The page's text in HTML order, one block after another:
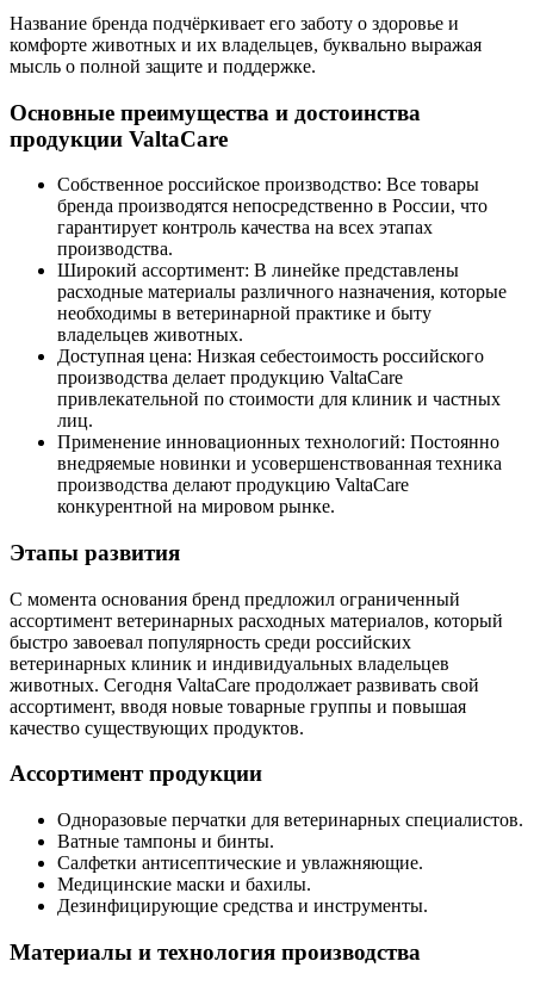
Название бренда подчёркивает его заботу о здоровье и
комфорте животных и их владельцев, буквально выражая
мысль о полной защите и поддержке.
Основные преимущества и достоинства
продукции ValtaCare
Собственное российское производство: Все товары
бренда производятся непосредственно в России, что
гарантирует контроль качества на всех этапах
производства.
Широкий ассортимент: В линейке представлены
расходные материалы различного назначения, которые
необходимы в ветеринарной практике и быту
владельцев животных.
Доступная цена: Низкая себестоимость российского
производства делает продукцию ValtaCare
привлекательной по стоимости для клиник и частных
лиц.
Применение инновационных технологий: Постоянно
внедряемые новинки и усовершенствованная техника
производства делают продукцию ValtaCare
конкурентной на мировом рынке.
Этапы развития
С момента основания бренд предложил ограниченный
ассортимент ветеринарных расходных материалов, который
быстро завоевал популярность среди российских
ветеринарных клиник и индивидуальных владельцев
животных. Сегодня ValtaCare продолжает развивать свой
ассортимент, вводя новые товарные группы и повышая
качество существующих продуктов.
Ассортимент продукции
Одноразовые перчатки для ветеринарных специалистов.
Ватные тампоны и бинты.
Салфетки антисептические и увлажняющие.
Медицинские маски и бахилы.
Дезинфицирующие средства и инструменты.
Материалы и технология производства